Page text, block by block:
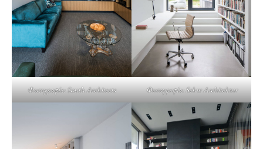
Φωτογραφία: South Architects Φωτογραφία: Sehw Architektur